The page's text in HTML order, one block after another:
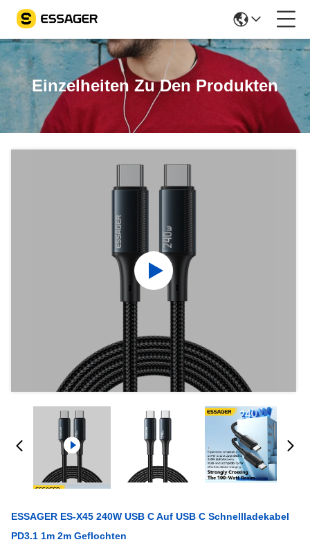
Einzelheiten Zu Den Produkten
ESSAGER ES-X45 240W USB C Auf USB C Schnellladekabel
PD3.1 1m 2m Geflochten